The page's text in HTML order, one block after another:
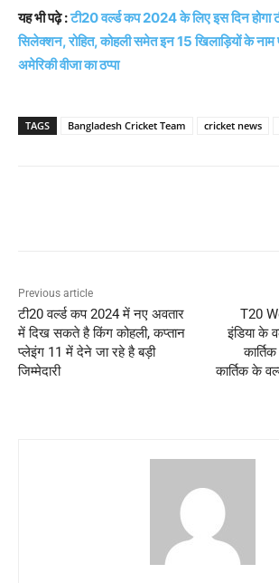
यह भी पढ़े :टी20 वर्ल्ड कप 2024 के लिए इस दिन होगा
सिलेक्शन, रोहित, कोहली समेत इन 15 खिलाड़ियों के
अमेरिकी वीजा का ठप्पा
TAGS Bangladesh Cricket Team cricket news
Previous article
टी20 वर्ल्ड कप 2024 में नए अवतार
में दिख सकते है किंग कोहली, कप्तान
प्लेइंग 11 में देने जा रहे है बड़ी
जिम्मेदारी
T20
इंडिया के
कार्तिक के